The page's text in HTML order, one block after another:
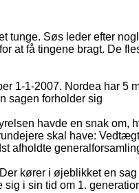
tunge. Søs leder efter
at få tingene bragt. De
1-1-2007. Nordea har 5
sagen forholder sig
havde en snak om,
skal have:
afholdte
Der kører i øjeblikket en
i sin tid om 1.